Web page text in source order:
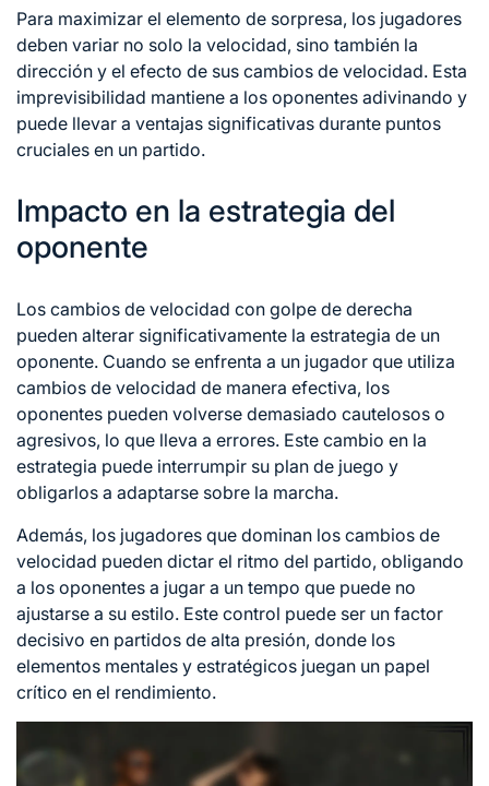
Para maximizar el elemento de sorpresa, los jugadores
deben variar no solo la velocidad, sino también la
dirección y el efecto de sus cambios de velocidad. Esta
imprevisibilidad mantiene a los oponentes adivinando y
puede llevar a ventajas significativas durante puntos
cruciales en un partido.
Impacto en la estrategia del
oponente
Los cambios de velocidad con golpe de derecha
pueden alterar significativamente la estrategia de un
oponente. Cuando se enfrenta a un jugador que utiliza
cambios de velocidad de manera efectiva, los
oponentes pueden volverse demasiado cautelosos o
agresivos, lo que lleva a errores. Este cambio en la
estrategia puede interrumpir su plan de juego y
obligarlos a adaptarse sobre la marcha.
Además, los jugadores que dominan los cambios de
velocidad pueden dictar el ritmo del partido, obligando
a los oponentes a jugar a un tempo que puede no
ajustarse a su estilo. Este control puede ser un factor
decisivo en partidos de alta presión, donde los
elementos mentales y estratégicos juegan un papel
crítico en el rendimiento.